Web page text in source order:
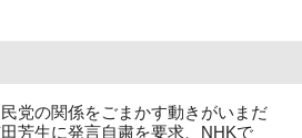
党の関係をごまかす動きがいまだ
芳生に発言自粛を要求、NHKで